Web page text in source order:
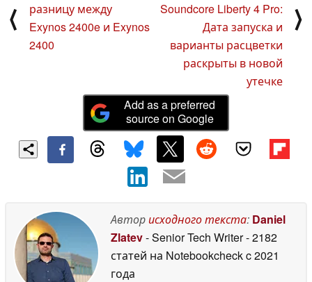
⟨
разницу между
Exynos 2400e и Exynos
2400
Soundcore Liberty 4 Pro:
Дата запуска и
варианты расцветки
раскрыты в новой
утечке
⟩
Add as a preferred
source on Google
Авторисходного текста: Daniel
Zlatev- Senior Tech Writer- 2182
статей на Notebookcheckc 2021
года